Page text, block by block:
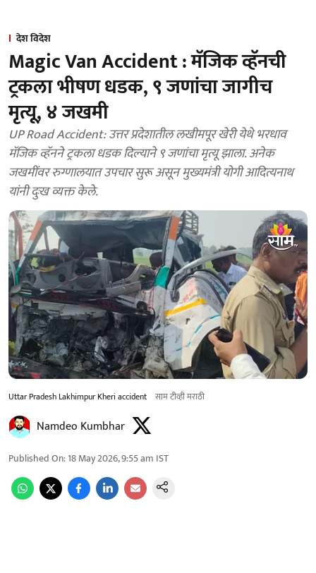
देश विदेश
Magic Van Accident : मॅजिक व्हॅनची
ट्रकला भीषण धडक, ९ जणांचा जागीच
मृत्यू, ४ जखमी
UP Road Accident: उत्तर प्रदेशातील लखीमपूर खेरी येथे भरधाव
मॅजिक व्हॅनने ट्रकला धडक दिल्याने ९ जणांचा मृत्यू झाला. अनेक
जखमींवर रुग्णालयात उपचार सुरू असून मुख्यमंत्री योगी आदित्यनाथ
यांनी दुःख व्यक्त केले.
Uttar Pradesh Lakhimpur Kheri accident साम टीव्ही मराठी
Namdeo Kumbhar
Published On:18 May 2026, 9:55 am IST